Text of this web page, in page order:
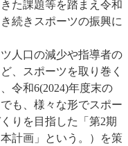
た課題等を踏まえ令和
続きスポーツの振興に
人口の減少や指導者の
、スポーツを取り巻く
令和6(2024)年度末の
も、様々な形でスポー
りを目指した「第2期
計画」という。）を策